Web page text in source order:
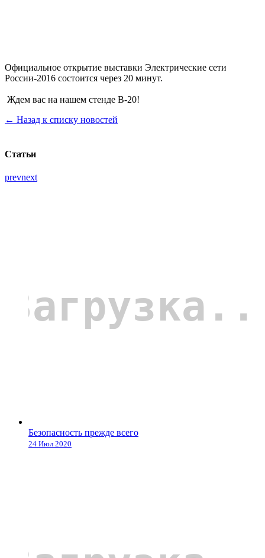
Официальное открытие выставки Электрические сети
России-2016 состоится через 20 минут.
Ждем вас на нашем стенде В-20!
← Назад к списку новостей
Статьи
prevnext
Безопасность прежде всего
24 Июл 2020